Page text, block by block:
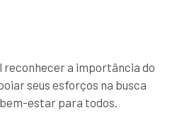
a importância do
seus esforços na busca
estar para todos.